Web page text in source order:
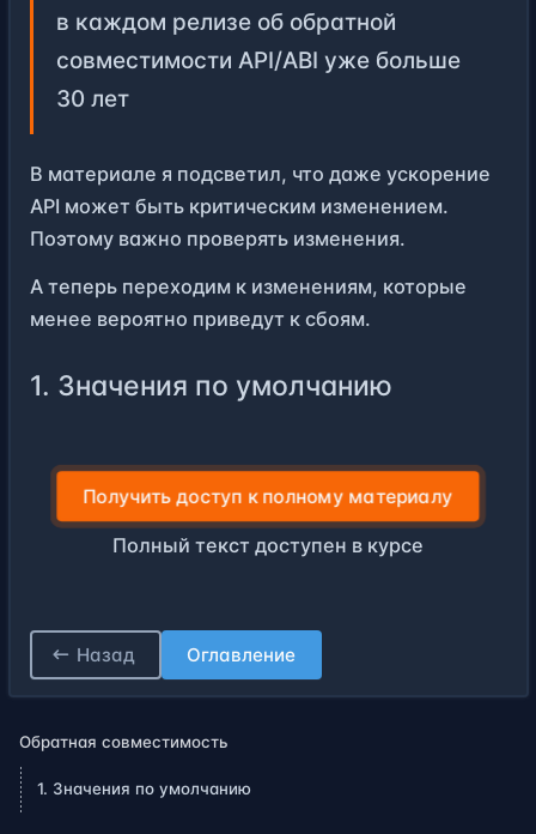
в каждом релизе об обратной
совместимости API/ABI уже больше
30 лет
В материале я подсветил, что даже ускорение
API может быть критическим изменением.
Поэтому важно проверять изменения.
А теперь переходим к изменениям, которые
менее вероятно приведут к сбоям.
1. Значения по умолчанию
Получить доступ к полному материалу
Полный текст доступен в курсе
Назад Оглавление
Обратная совместимость
1. Значения по умолчанию